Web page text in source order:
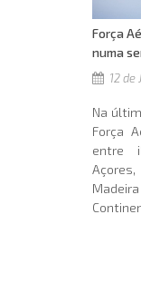
Força
numa
12 de
Na
Força
entre